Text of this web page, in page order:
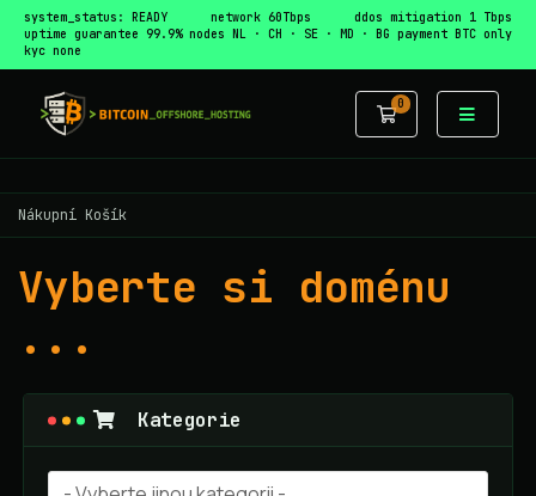
system_status: READY network 60Tbps
ddos mitigation 1 Tbps
uptime guarantee 99.9% nodes NL · CH · SE · MD · BG payment BTC only
kyc none
0
Nákupní
Nákupní Košík
Vyberte si doménu
...
Kategorie